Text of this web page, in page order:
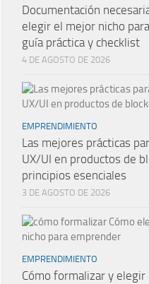
Documentación
elegir el mejor nicho
guía práctica y checklist
4 DE AGOSTO DE 2026
EMPRENDIMIENTO
Las mejores prácticas
UX/UI en productos de
principios esenciales
3 DE AGOSTO DE 2026
EMPRENDIMIENTO
Cómo formalizar y